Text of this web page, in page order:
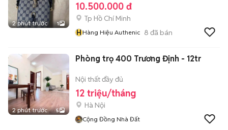
2 phút trước 1
10.500.000 đ
Tp Hồ Chí Minh
HHàng Hiệu Authenic 8 đã bán
2 phút trước 5
Phòng trọ 400 Trương Định - 12tr
Nội thất đầy đủ
12 triệu/tháng
Hà Nội
Cộng Đồng Nhà Đất